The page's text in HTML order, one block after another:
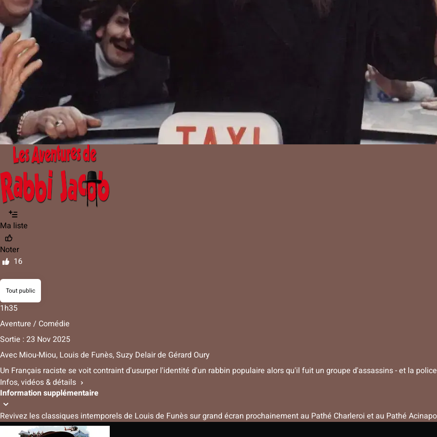
Ma liste
Noter
16
Tout public
1h35
Aventure / Comédie
Sortie : 23 Nov 2025
Avec Miou-Miou, Louis de Funès, Suzy Delairde Gérard Oury
Un Français raciste se voit contraint d'usurper l'identité d'un rabbin populaire alors qu'il fuit un groupe d'assassins - et la
Infos, vidéos & détails
Information supplémentaire
Revivez les classiques intemporels de Louis de Funès sur grand écran prochainement au Pathé Charleroi et au Pathé